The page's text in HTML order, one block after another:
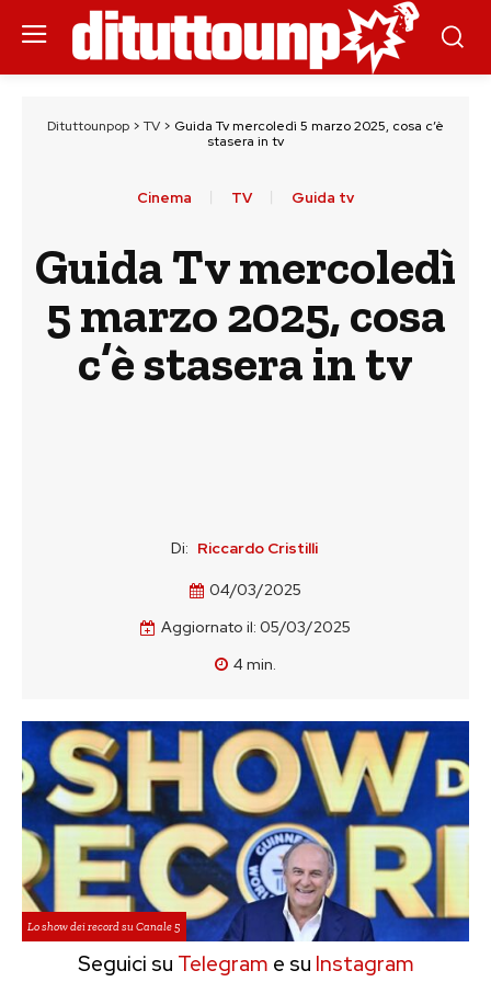
Dituttounpop > TV > Guida Tv mercoledì 5 marzo 2025, cosa c’è
stasera in tv
Cinema TV Guida tv
Guida Tv mercoledì
5 marzo 2025, cosa
c’è stasera in tv
Di: Riccardo Cristilli
04/03/2025
Aggiornato il: 05/03/2025
4min.
Lo show dei record su Canale 5
Seguici su Telegram e su Instagram